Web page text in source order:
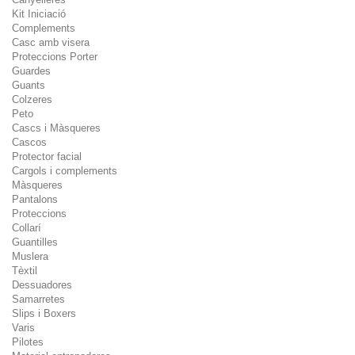
Kit Iniciació
Complements
Casc amb visera
Proteccions Porter
Guardes
Guants
Colzeres
Peto
Cascs i Màsqueres
Cascos
Protector facial
Cargols i complements
Màsqueres
Pantalons
Proteccions
Collarí
Guantilles
Muslera
Tèxtil
Dessuadores
Samarretes
Slips i Boxers
Varis
Pilotes